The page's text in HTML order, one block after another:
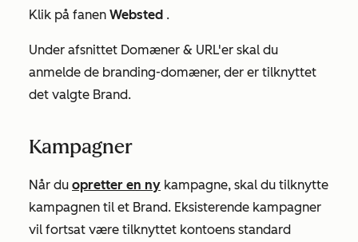
Klik på fanen Websted .
Under afsnittet Domæner & URL'er skal du
anmelde de branding-domæner, der er tilknyttet
det valgte Brand.
Kampagner
Når du opretter en ny kampagne, skal du tilknytte
kampagnen til et Brand. Eksisterende kampagner
vil fortsat være tilknyttet kontoens standard